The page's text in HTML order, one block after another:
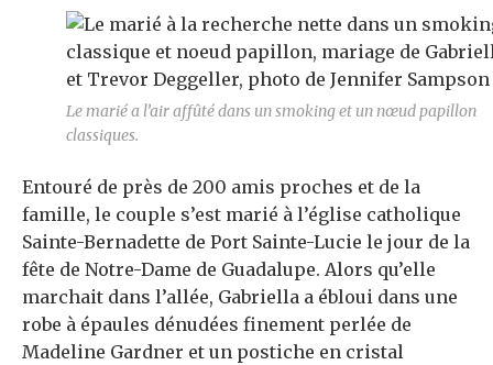
Le marié a l’air affûté dans un smoking et un nœud papillon
classiques.
Entouré de près de 200 amis proches et de la
famille, le couple s’est marié à l’église catholique
Sainte-Bernadette de Port Sainte-Lucie le jour de la
fête de Notre-Dame de Guadalupe. Alors qu’elle
marchait dans l’allée, Gabriella a ébloui dans une
robe à épaules dénudées finement perlée de
Madeline Gardner et un postiche en cristal